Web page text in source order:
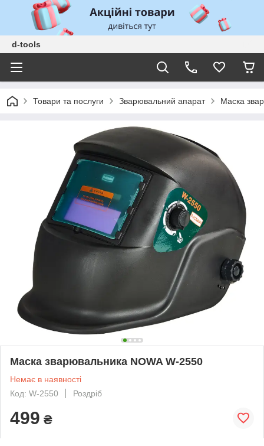
d-tools
Товари та послуги Зварювальний апарат Маска
Маска зварювальника NOWA W-2550
Немає в наявності
Код: W-2550
Роздріб
499 ₴